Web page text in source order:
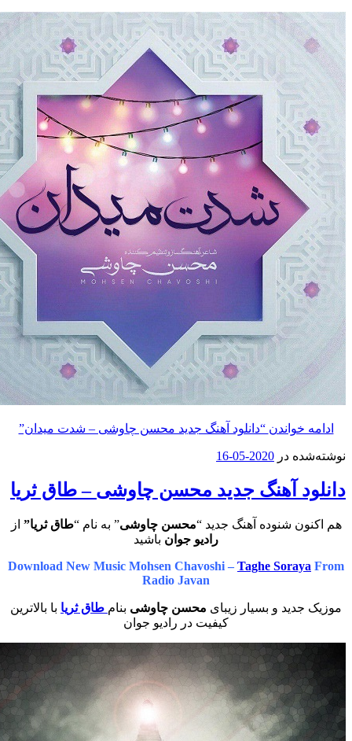
“دانلود آهنگ جدید محسن چاوشی – شدت میدان”
در 2020-05-16
آهنگ جدید محسن چاوشی – طاق ثریا
شنوده آهنگ جدید “محسن چاوشی” به نام “طاق ثریا”از
رادیو جوان باشید
Download New Music Mohsen Chavoshi –Taghe
Radio Javan
و بسیار زیبایمحسن چاوشیبنامطاق ثریا با بالاترین
کیفیت در رادیو جوان